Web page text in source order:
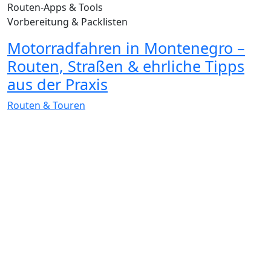
Routen‑Apps & Tools
Vorbereitung & Packlisten
Motorradfahren in Montenegro –
Routen, Straßen & ehrliche Tipps
aus der Praxis
Routen & Touren